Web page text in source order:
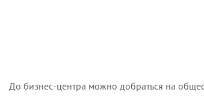
До бизнес-центра можно добраться на